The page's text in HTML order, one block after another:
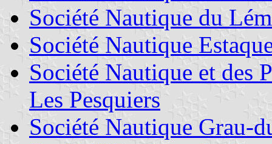
Société Nautique du
Société Nautique
Société Nautique et des
Les Pesquiers
Société Nautique Grau-